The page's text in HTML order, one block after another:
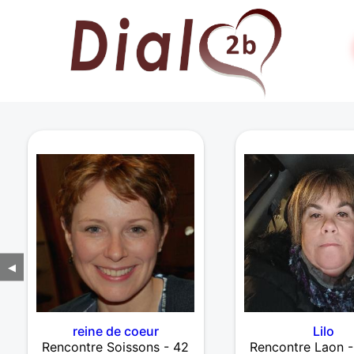
◀
reine de coeur
Rencontre Soissons - 42
Lilo
Rencontre Laon